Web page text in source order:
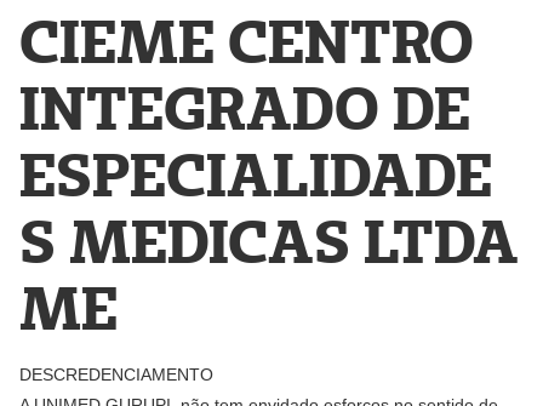
CIEME CENTRO
INTEGRADO DE
ESPECIALIDADE
S MEDICAS LTDA
ME
DESCREDENCIAMENTO